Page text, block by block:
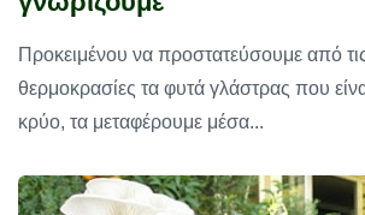
Προκειμένου να προστατεύσουμε από
θερμοκρασίες τα φυτά γλάστρας που
κρύο, τα μεταφέρουμε μέσα...